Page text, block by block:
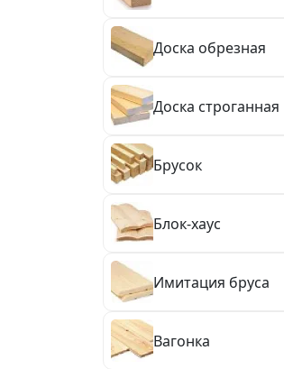
Доска обрезная
Доска строганная
Брусок
Блок-хаус
Имитация бруса
Вагонка